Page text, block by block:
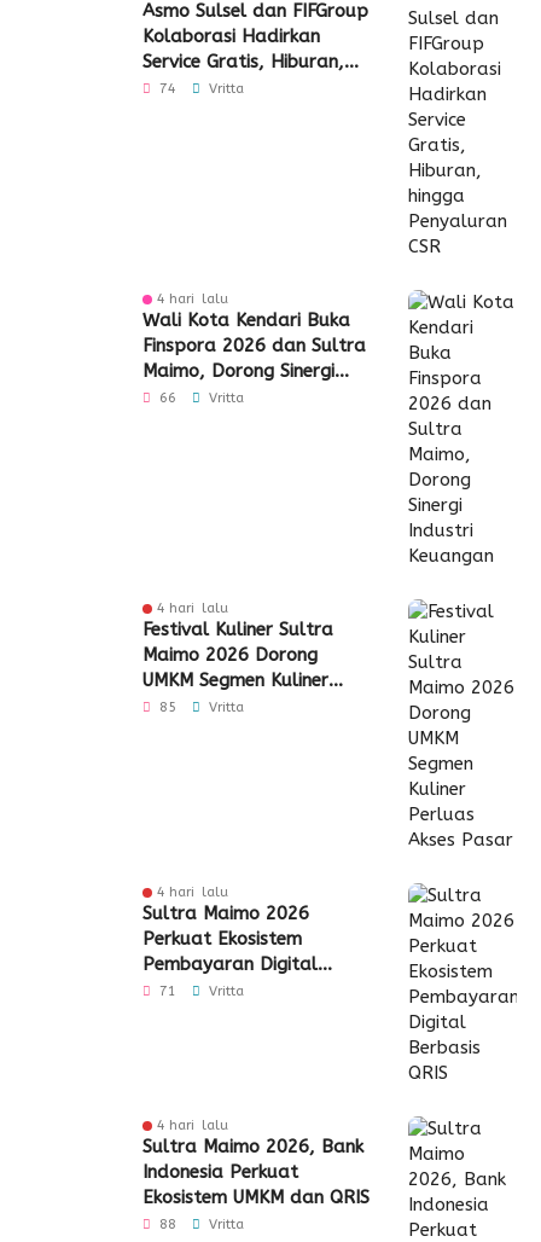
Asmo Sulsel dan FIFGroup
Kolaborasi Hadirkan
Service Gratis, Hiburan,
hingga Penyaluran CSR
74 Vritta
4 hari lalu
Wali Kota Kendari Buka
Finspora 2026 dan Sultra
Maimo, Dorong Sinergi
Industri Keuangan
66 Vritta
4 hari lalu
Festival Kuliner Sultra
Maimo 2026 Dorong
UMKM Segmen Kuliner
Perluas Akses Pasar
85 Vritta
4 hari lalu
Sultra Maimo 2026
Perkuat Ekosistem
Pembayaran Digital
Berbasis QRIS
71 Vritta
4 hari lalu
Sultra Maimo 2026, Bank
Indonesia Perkuat
Ekosistem UMKM dan QRIS
88 Vritta